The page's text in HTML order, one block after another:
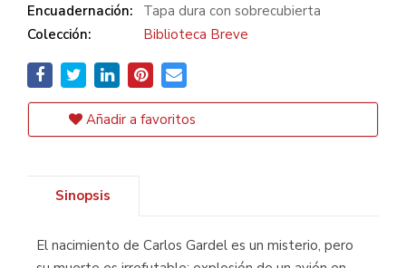
Encuadernación:
Tapa dura con sobrecubierta
Colección:
Biblioteca Breve
Añadir a favoritos
Sinopsis
El nacimiento de Carlos Gardel es un misterio, pero